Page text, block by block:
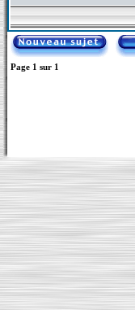
Page 1 sur 1